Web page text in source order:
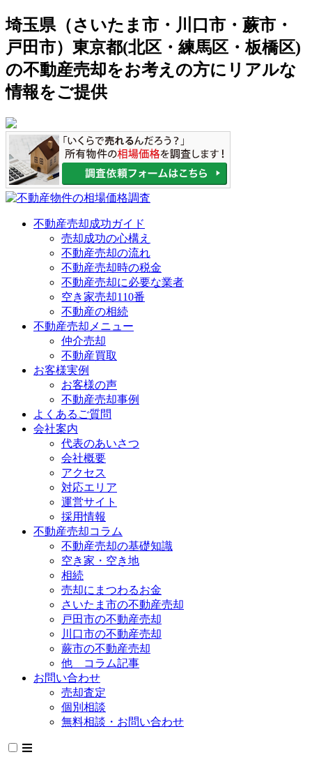
埼玉県（さいたま市・川口市・蕨市・
戸田市）東京都(北区・練馬区・板橋区)
の不動産売却をお考えの方にリアルな
情報をご提供
不動産売却成功ガイド
売却成功の心構え
不動産売却の流れ
不動産売却時の税金
不動産売却に必要な業者
空き家売却110番
不動産の相続
不動産売却メニュー
仲介売却
不動産買取
お客様実例
お客様の声
不動産売却事例
よくあるご質問
会社案内
代表のあいさつ
会社概要
アクセス
対応エリア
運営サイト
採用情報
不動産売却コラム
不動産売却の基礎知識
空き家・空き地
相続
売却にまつわるお金
さいたま市の不動産売却
戸田市の不動産売却
川口市の不動産売却
蕨市の不動産売却
他 コラム記事
お問い合わせ
売却査定
個別相談
無料相談・お問い合わせ